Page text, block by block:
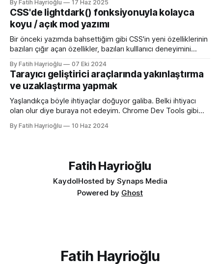
oluşu. Bu vesileyle bilgileri tazelemekte fayda var. favicon,
web sitelerinin tarayıcının sayfa, sekme ve yerimi kısmında
gösterilen küçük simgelerdir. Aslında favori ikon dosyaları
By Fatih Hayrioğlu 17 Haz 2025
CSS'de lightdark() fonksiyonuyla kolayca
koyu / açık mod yazımı
Bir önceki yazımda bahsettiğim gibi CSS'in yeni özelliklerinin
bazıları çığır açan özellikler, bazıları kulllanıcı deneyimini
fonksiyonu gibi yazım kolaylığı sağlayan özellikler. lightdark()
fonksiyonu mevcut uyumlu web yazımındaki büyük sorun
olan aşağıdaki kullanımı daha anlaşılır ve düzenli hale
getirmeye yarıyor. :root { color-scheme:
By Fatih Hayrioğlu 07 Eki 2024
Tarayıcı geliştirici araçlarında yakınlaştırma
ve uzaklaştırma yapmak
Yaşlandıkça böyle ihtiyaçlar doğuyor galiba. Belki ihtiyacı
olan olur diye buraya not edeyim. Chrome Dev Tools gibi
küçük mesela :) Yazı boyutlarını büyütmek için Cmd + + and
By Fatih Hayrioğlu 10 Haz 2024
Fatih Hayrioğlu
KaydolHosted by Synaps Media
Powered by Ghost
Fatih Hayrioğlu